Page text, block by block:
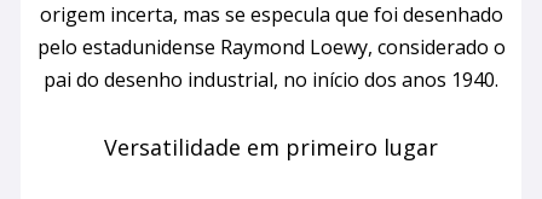
origem incerta, mas se especula que foi desenhado
pelo estadunidense Raymond Loewy, considerado o
pai do desenho industrial, no início dos anos 1940.
Versatilidade em primeiro lugar